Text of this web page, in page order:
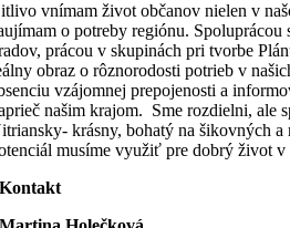
vnímam život občanov nielen v
o potreby regiónu. Spoluprácou
prácou v skupinách pri tvorbe
obraz o rôznorodosti potrieb v
vzájomnej prepojenosti a
našim krajom. Sme rozdielni, ale
krásny, bohatý na šikovných
musíme využiť pre dobrý život v
Kontakt